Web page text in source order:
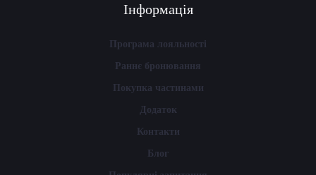
Інформація
Програма лояльності
Раннє бронювання
Покупка частинами
Додаток
Контакти
Блог